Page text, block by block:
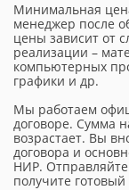
Минимальная
менеджер после
цены зависит от
реализации –
компьютерных
графики и др.
Мы работаем
договоре. Сумма
возрастает. Вы
договора и
НИР.
получите